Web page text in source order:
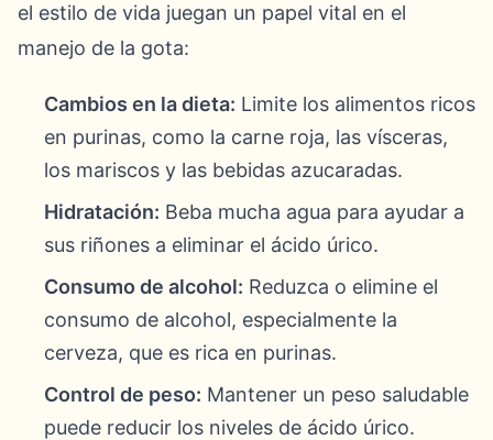
el estilo de vida juegan un papel vital en el
manejo de la gota:
Cambios en la dieta: Limite los alimentos ricos
en purinas, como la carne roja, las vísceras,
los mariscos y las bebidas azucaradas.
Hidratación: Beba mucha agua para ayudar a
sus riñones a eliminar el ácido úrico.
Consumo de alcohol: Reduzca o elimine el
consumo de alcohol, especialmente la
cerveza, que es rica en purinas.
Control de peso: Mantener un peso saludable
puede reducir los niveles de ácido úrico.